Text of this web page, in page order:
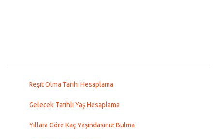
Reşit Olma Tarihi Hesaplama
Gelecek Tarihli Yaş Hesaplama
Yıllara Göre Kaç Yaşındasınız Bulma